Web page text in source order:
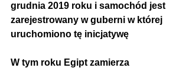
grudnia 2019 roku i samochód jest
zarejestrowany w guberni w której
uruchomiono tę inicjatywę
W tym roku Egipt zamierza